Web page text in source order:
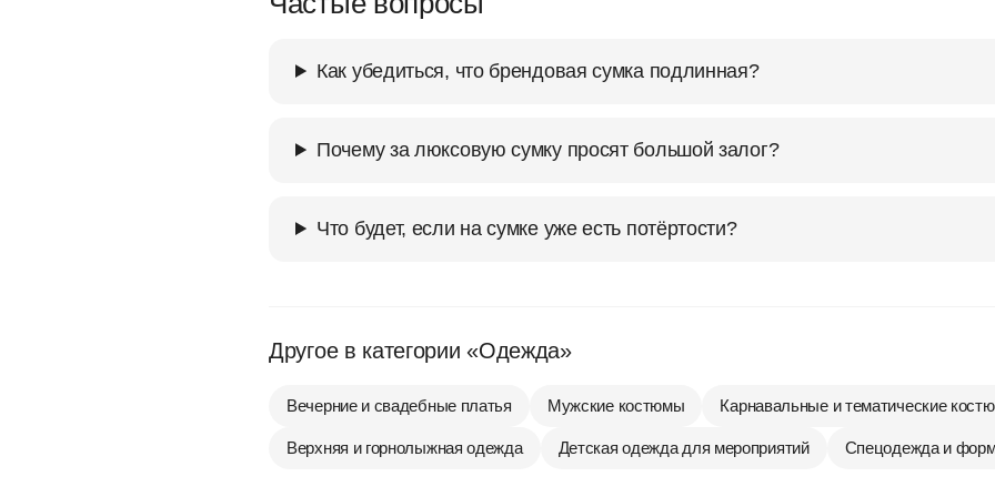
Как убедиться, что брендовая сумка подлинная?
Почему за люксовую сумку просят большой залог?
Что будет, если на сумке уже есть потёртости?
Другое в категории «Одежда»
Вечерние и свадебные платья Мужские костюмы Карнавальные и тематические
Верхняя и горнолыжная одежда Детская одежда для мероприятий Спецодежда и